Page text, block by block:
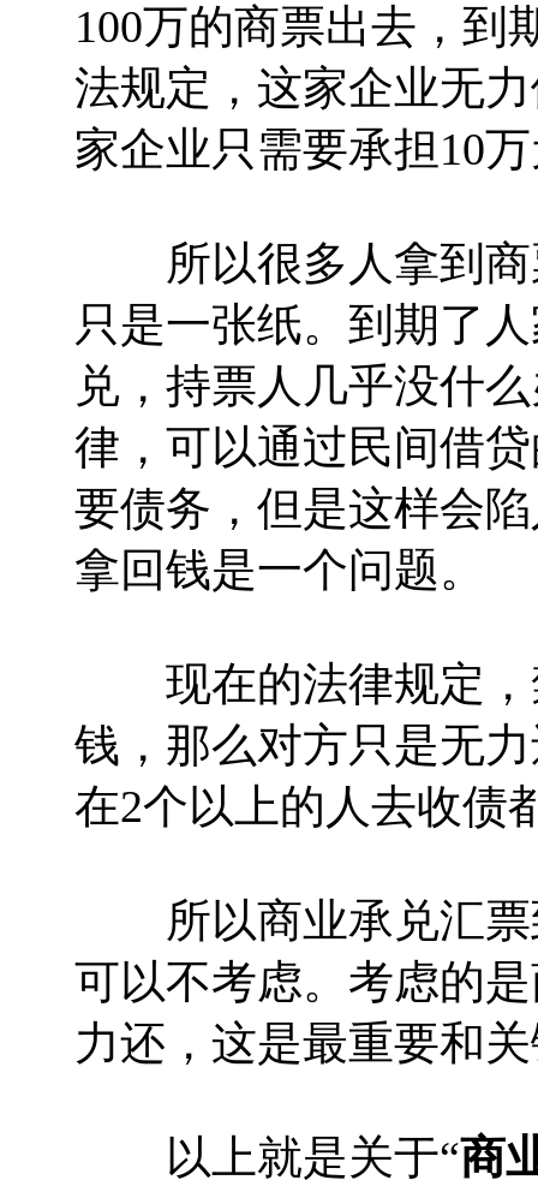
100万的商票出去，到
法规定，这家企业无
家企业只需要承担10
所以很多人拿到商
只是一张纸。到期了
兑，持票人几乎没什
律，可以通过民间借
要债务，但是这样会
拿回钱是一个问题。
现在的法律规定，
钱，那么对方只是无
在2个以上的人去收债
所以商业承兑汇票
可以不考虑。考虑的
力还，这是最重要和
以上就是关于“商